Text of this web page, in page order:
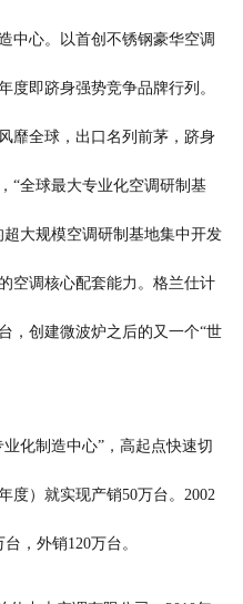
中心。以首创不锈钢豪华空调
度即跻身强势竞争品牌行列。
靡全球，出口名列前茅，跻身
“全球最大专业化空调研制基
大规模空调研制基地集中开发
空调核心配套能力。格兰仕计
，创建微波炉之后的又一个“世
化制造中心”，高起点快速切
度）就实现产销50万台。2002
，外销120万台。